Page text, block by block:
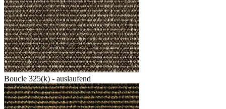
Boucle 325(k) - auslaufend